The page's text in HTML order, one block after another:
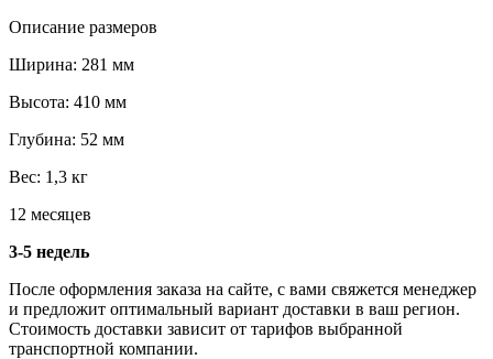
Описание размеров
Ширина: 281 мм
Высота: 410 мм
Глубина: 52 мм
Вес: 1,3 кг
12 месяцев
3-5 недель
После оформления заказа на сайте, с вами свяжется менеджер
и предложит оптимальный вариант доставки в ваш регион.
Стоимость доставки зависит от тарифов выбранной
транспортной компании.